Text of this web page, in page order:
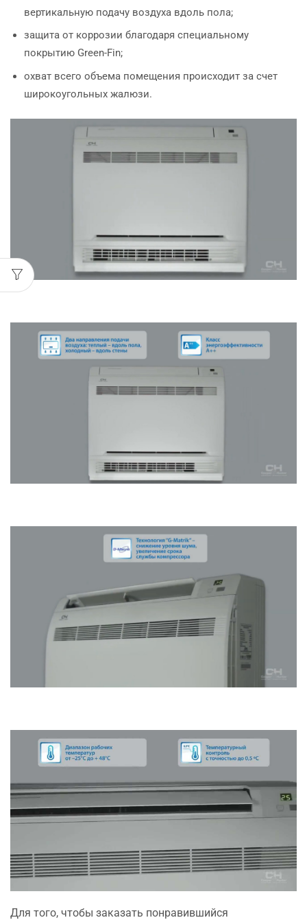
вертикальную подачу воздуха вдоль пола;
защита от коррозии благодаря специальному
покрытию Green-Fin;
охват всего объема помещения происходит за счет
широкоугольных жалюзи.
Для того, чтобы заказать понравившийся